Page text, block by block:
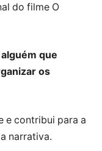
do filme O
que
os
e contribui para a
narrativa.